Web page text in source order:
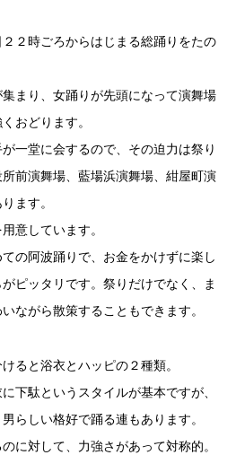
２時ごろからはじまる総踊りをたの
まり、女踊りが先頭になって演舞場
おどります。
一堂に会するので、その迫力は祭り
前演舞場、藍場浜演舞場、紺屋町演
ます。
意しています。
の阿波踊りで、お金をかけずに楽し
ピッタリです。祭りだけでなく、ま
ながら散策することもできます。
ると浴衣とハッピの２種類。
下駄というスタイルが基本ですが、
らしい格好で踊る連もあります。
に対して、力強さがあって対称的。